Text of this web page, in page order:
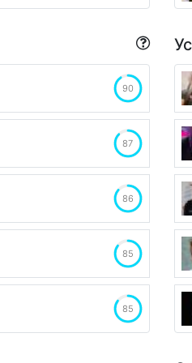
90
87
86
85
85